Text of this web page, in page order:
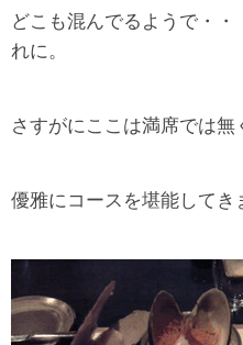
どこも混んでるようで・
れに。
さすがにここは満席では無
優雅にコースを堪能して